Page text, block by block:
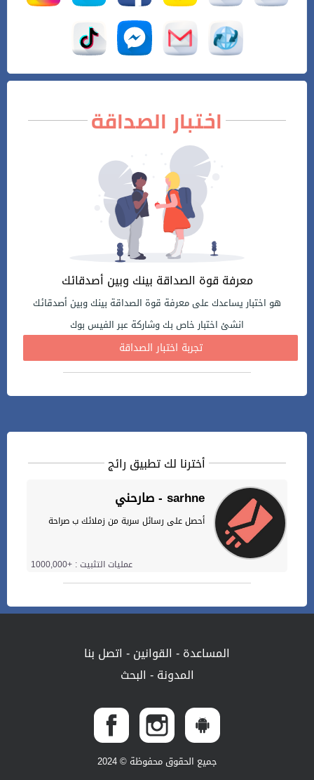
اختبار الصداقة
معرفة قوة الصداقة بينك وبين أصدقائك
هو اختبار يساعدك على معرفة قوة الصداقة بينك وبين أصدقائك
انشئ اختبار خاص بك وشاركة عبر الفيس بوك
تجربة اختبار الصداقة
أخترنا لك تطبيق رائج
صارحني - sarhne
أحصل على رسائل سرية من زملائك ب صراحة
عمليات التثبيت : +1000,000
المساعدة- القوانين- اتصل بنا
المدونة- البحث
جميع الحقوق محفوظة © 2024